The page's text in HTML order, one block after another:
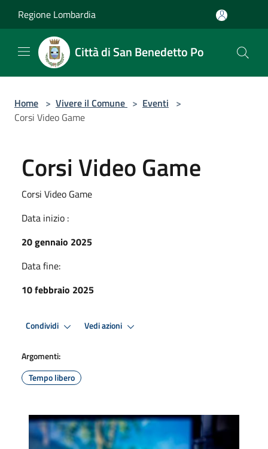
Regione Lombardia
Città di San Benedetto Po
Home > Vivere il Comune > Eventi >
Corsi Video Game
Corsi Video Game
Corsi Video Game
Data inizio :
20 gennaio 2025
Data fine:
10 febbraio 2025
Condividi Vedi azioni
Argomenti:
Tempo libero